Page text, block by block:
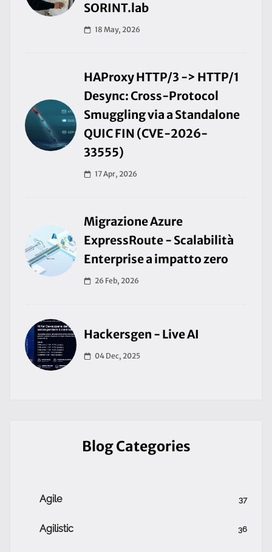
SORINT.lab
18 May, 2026
HAProxy HTTP/3 -> HTTP/1
Desync: Cross-Protocol
Smuggling via a Standalone
QUIC FIN (CVE-2026-
33555)
17 Apr, 2026
Migrazione Azure
ExpressRoute - Scalabilità
Enterprise a impatto zero
26 Feb, 2026
Hackersgen - Live AI
04 Dec, 2025
Blog Categories
Agile 37
Agilistic 36